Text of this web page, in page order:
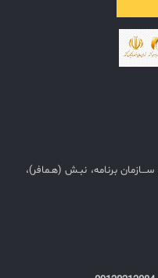
برنامه، نبـش (هـمافر)،